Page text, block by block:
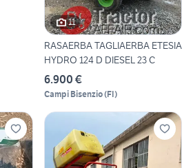
11
RASAERBA TAGLIAERBA ETESIA
HYDRO 124 D DIESEL 23 C
6.900 €
Campi Bisenzio(FI)